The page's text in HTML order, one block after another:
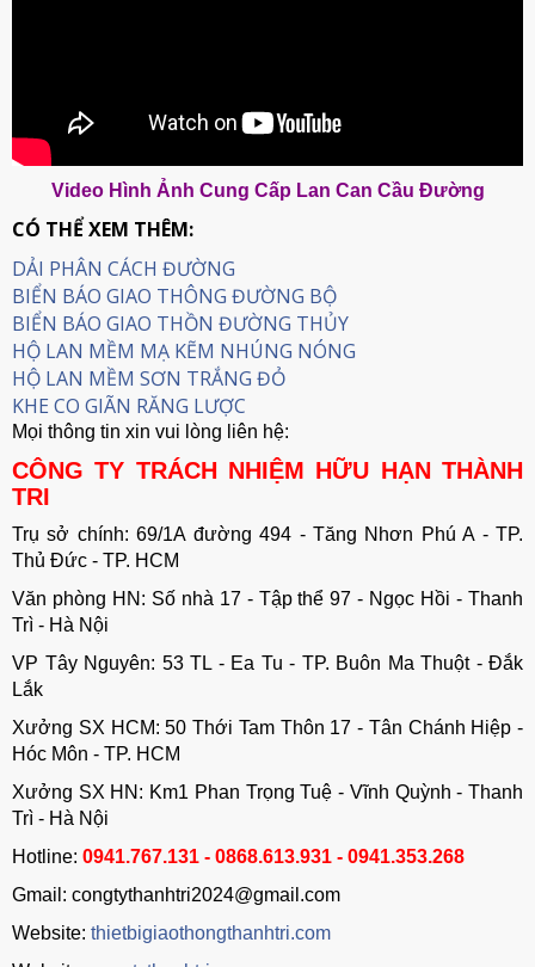
Video Hình Ảnh Cung Cấp Lan Can Cầu Đường
CÓ THỂ XEM THÊM:
DẢI PHÂN CÁCH ĐƯỜNG
BIỂN BÁO GIAO THÔNG ĐƯỜNG BỘ
BIỂN BÁO GIAO THỒN ĐƯỜNG THỦY
HỘ LAN MỀM MẠ KẼM NHÚNG NÓNG
HỘ LAN MỀM SƠN TRẮNG ĐỎ
KHE CO GIÃN RĂNG LƯỢC
Mọi thông tin xin vui lòng liên hệ:
CÔNG TY TRÁCH NHIỆM HỮU HẠN THÀNH
TRI
Trụ sở chính: 69/1A đường 494 - Tăng Nhơn Phú A - TP.
Thủ Đức - TP. HCM
Văn phòng HN: Số nhà 17 - Tập thể 97 - Ngọc Hồi - Thanh
Trì - Hà Nội
VP Tây Nguyên: 53 TL - Ea Tu - TP. Buôn Ma Thuột - Đắk
Lắk
Xưởng SX HCM: 50 Thới Tam Thôn 17 - Tân Chánh Hiệp -
Hóc Môn - TP. HCM
Xưởng SX HN: Km1 Phan Trọng Tuệ - Vĩnh Quỳnh - Thanh
Trì - Hà Nội
Hotline: 0941.767.131 - 0868.613.931 - 0941.353.268
Gmail: congtythanhtri2024@gmail.com
Website: thietbigiaothongthanhtri.com